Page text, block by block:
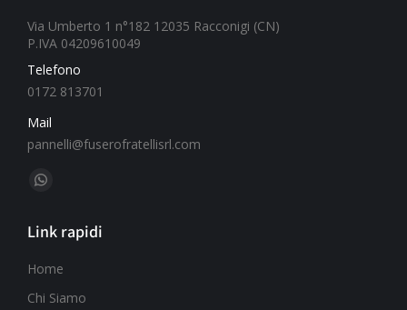
Via Umberto 1 n°182 12035 Racconigi (CN)
P.IVA 04209610049
Telefono
0172 813701
Mail
pannelli@fuserofratellisrl.com
Ci puoi trovare su:
Link rapidi
Home
Chi Siamo